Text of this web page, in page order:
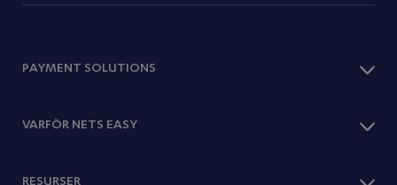
PAYMENT SOLUTIONS
Checkout
VARFÖR NETS EASY